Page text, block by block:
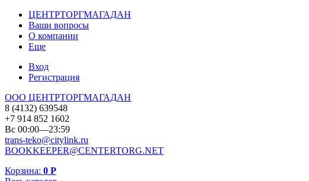
ЦЕНТРТОРГМАГАДАН
Ваши вопросы
О компании
Еще
Вход
Регистрация
ООО ЦЕНТРТОРГМАГАДАН
8 (4132) 639548
+7 914 852 1602
Вс 00:00—23:59
trans-teko@citylink.ru
BOOKKEEPER@CENTERTORG.NET
Корзина: 0 Р